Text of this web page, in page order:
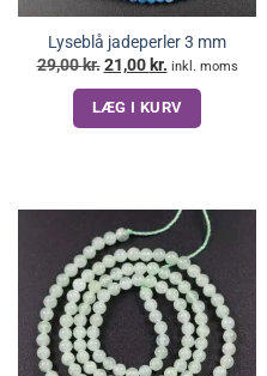
Lyseblå jadeperler 3 mm
29,00kr. Den
oprindelige
pris
var:
29,00 kr..
21,00 kr. Den
aktuelle
pris
er:
21,00 kr..
inkl. moms
LÆG I KURV